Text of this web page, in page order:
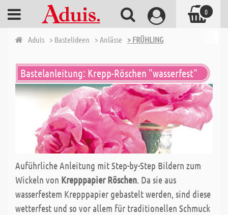
Aduis > Bastelideen > Anlässe > FRÜHLING
Bastelanleitung: Krepp-Röschen "wasserfest"
Auführliche Anleitung mit Step-by-Step Bildern zum
Wickeln von Krepppapier Röschen. Da sie aus
wasserfestem Krepppapier gebastelt werden, sind diese
wetterfest und so vor allem für traditionellen Schmuck
0